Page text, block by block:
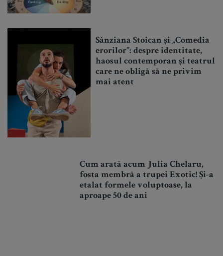
Sânziana Stoican și „Comedia
erorilor”: despre identitate,
haosul contemporan și teatrul
care ne obligă să ne privim
mai atent
Cum arată acum Julia Chelaru,
fosta membră a trupei Exotic! Și-a
etalat formele voluptoase, la
aproape 50 de ani